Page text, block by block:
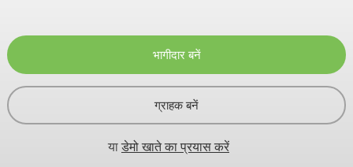
भागीदार बनें
ग्राहक बनें
याडेमो खाते का प्रयास करें